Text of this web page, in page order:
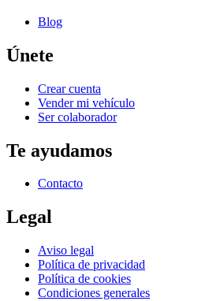
Blog
Únete
Crear cuenta
Vender mi vehículo
Ser colaborador
Te ayudamos
Contacto
Legal
Aviso legal
Política de privacidad
Política de cookies
Condiciones generales